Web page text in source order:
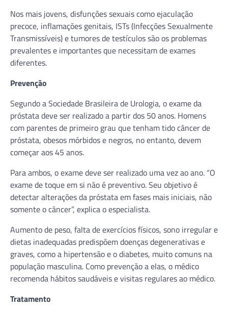
Nos mais jovens, disfunções sexuais como ejaculação
precoce, inflamações genitais, ISTs (Infecções Sexualmente
Transmissíveis) e tumores de testículos são os problemas
prevalentes e importantes que necessitam de exames
diferentes.
Prevenção
Segundo a Sociedade Brasileira de Urologia, o exame da
próstata deve ser realizado a partir dos 50 anos. Homens
com parentes de primeiro grau que tenham tido câncer de
próstata, obesos mórbidos e negros, no entanto, devem
começar aos 45 anos.
Para ambos, o exame deve ser realizado uma vez ao ano. “O
exame de toque em si não é preventivo. Seu objetivo é
detectar alterações da próstata em fases mais iniciais, não
somente o câncer”, explica o especialista.
Aumento de peso, falta de exercícios físicos, sono irregular e
dietas inadequadas predispõem doenças degenerativas e
graves, como a hipertensão e o diabetes, muito comuns na
população masculina. Como prevenção a elas, o médico
recomenda hábitos saudáveis e visitas regulares ao médico.
Tratamento